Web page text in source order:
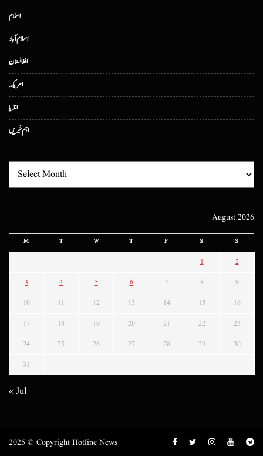
اسلام
اسلام آباد
افغانستان
امریکہ
انڈیا
اہم خبریں
August 2026
M T W T F S S
1 2
3 4 5 6 7 8 9
10 11 12 13 14 15 16
17 18 19 20 21 22 23
24 25 26 27 28 29 30
31
« Jul
2025 © Copyright Hotline News